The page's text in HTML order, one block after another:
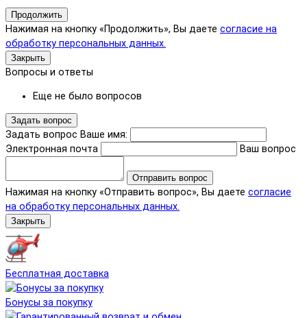
Продолжить
Нажимая на кнопку «Продолжить», Вы даете согласие на
обработку персональных данных.
Закрыть
Вопросы и ответы
Еще не было вопросов
Задать вопрос
Задать вопрос Ваше имя:
Электронная почта
Ваш вопрос
Отправить вопрос
Нажимая на кнопку «Отправить вопрос», Вы даете согласие
на обработку персональных данных.
Закрыть
Бесплатная доставка
Бонусы за покупку